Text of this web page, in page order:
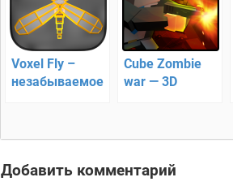
Voxel Fly –
незабываемое
Cube Zombie
war — 3D
Добавить комментарий